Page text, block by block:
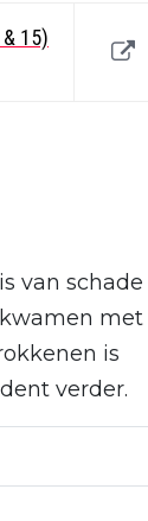
15)
van schade
met
is
verder.